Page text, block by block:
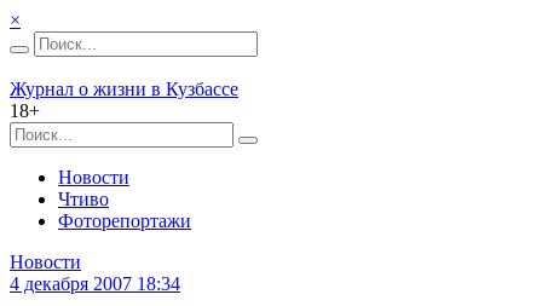
×
Журнал о жизни в Кузбассе
18+
Новости
Чтиво
Фоторепортажи
Новости
4 декабря 2007 18:34